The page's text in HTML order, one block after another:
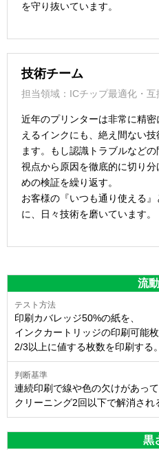
を守り抜いています。
技術チーム
担当領域：ICチップ最適化・互
近年のプリンターは非常に精
えるインクにも、絶え間ない
ます。もし認識トラブルなど
視点から原因を徹底的に切り
めの検証を繰り返す。
お客様の『いつも通り使える
に、日々技術を磨いています。
流
印刷カバレッジ50%の紙を、
インクカートリッジの印刷可能
2/3以上に値する枚数を印刷する。
連続印刷で線や色の欠けがあって
クリーニング2回以下で解消され
黒